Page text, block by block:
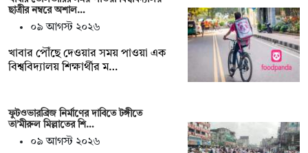
ছাত্রীর নম্বরে অশাল…
০৯ আগস্ট ২০২৬
খাবার পৌঁছে দেওয়ার সময় পাওয়া এক
বিশ্ববিদ্যালয় শিক্ষার্থীর ম…
ফুটওভারব্রিজ নির্মাণের দাবিতে টঙ্গীতে
তা’মীরুল মিল্লাতের শি…
০৯ আগস্ট ২০২৬